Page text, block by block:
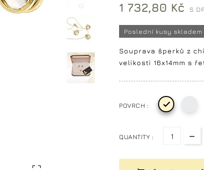
1 732,80 Kč S
Poslední kusy skladem
Souprava šperků z
velikosti 16x14mm s
POVRCH : 
QUANTITY :